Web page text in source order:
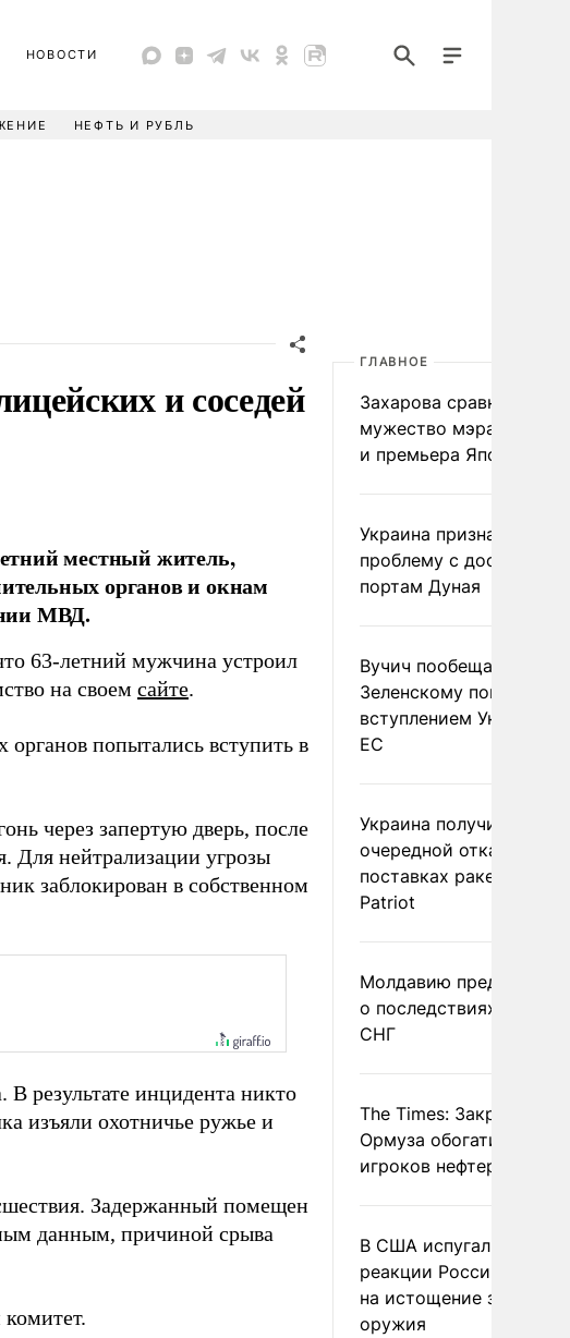
НОВОСТИ
НЕФТЬ И РУБЛЬ
и соседей
местный житель,
органов и окнам
МВД.
63-летний мужчина устроил
на своем сайте.
попытались вступить в
через запертую дверь, после
Для нейтрализации угрозы
заблокирован в собственном
результате инцидента никто
изъяли охотничье ружье и
Задержанный помещен
данным, причиной срыва
ГЛАВНОЕ
Захарова сравнила
мужество мэра
и премьера Японии
Украина признала
проблему с доступом к
портам Дуная
Вучич пообещал
Зеленскому помочь со
вступлением Украины в
ЕС
Украина получила
очередной отказ в
поставках ракет для
Patriot
Молдавию
о последствиях выхода
СНГ
The Times: Закрытие
Ормуза обогатило
игроков нефтерынка
В США испугались
реакции России и
на истощение запасов
оружия